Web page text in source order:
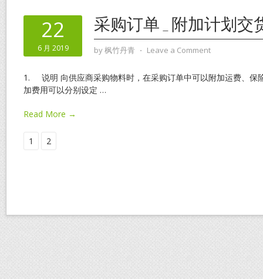
22
6 月 2019
采购订单_附加计划交
by枫竹丹青 ⋅ Leave a Comment
1. 说明 向供应商采购物料时，在采购订单中可以附加运费、保
加费用可以分别设定 …
Read More →
1 2